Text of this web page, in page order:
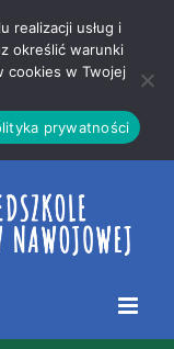
realizacji usług i
określić warunki
cookies w Twojej
prywatności